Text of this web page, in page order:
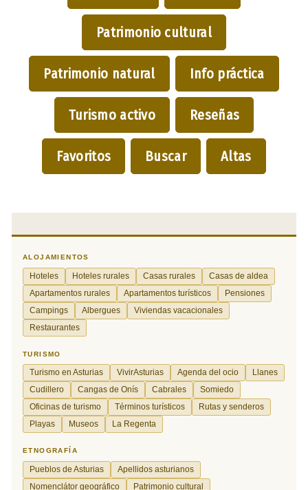
Patrimonio cultural
Patrimonio natural Info práctica
Turismo activo Reseñas
Favoritos Buscar Altas